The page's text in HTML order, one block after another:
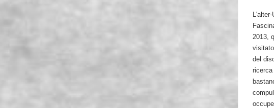
2013,
del